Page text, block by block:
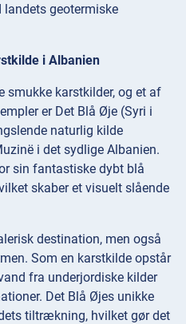
landets geotermiske
i Albanien
smukke karstkilder, og et af
er Det Blå Øje (Syri i
naturlig kilde
i det sydlige Albanien.
sin fantastiske dybt blå
skaber et visuelt slående
destination, men også
Som en karstkilde opstår
fra underjordiske kilder
Det Blå Øjes unikke
tiltrækning, hvilket gør det